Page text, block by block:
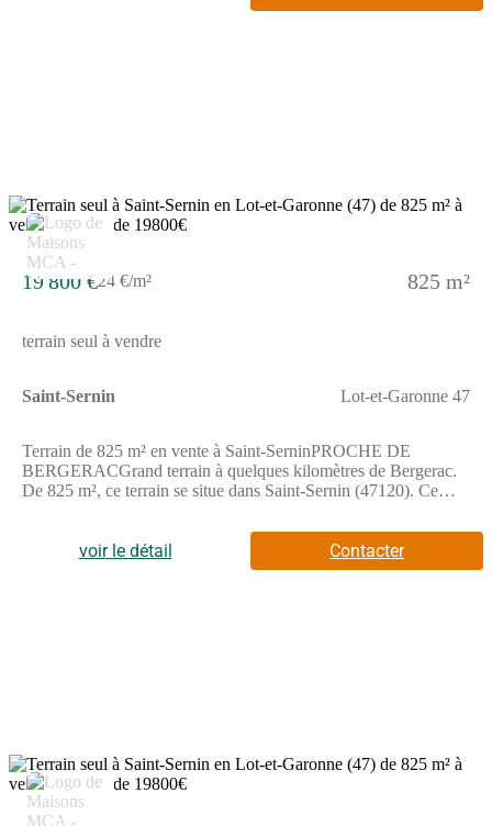
19 800 €24 €/m² 825 m²
terrain seul à vendre
Saint-Sernin Lot-et-Garonne 47
Terrain de 825 m² en vente à Saint-SerninPROCHE DE
BERGERACGrand terrain à quelques kilomètres de Bergerac.
De 825 m², ce terrain se situe dans Saint-Sernin (47120). Ce
primaire dans le quartier. On trouve une épicerie à proximité du
terrain.Ce terrain est à vendre pour la somme de 19 800 €.
voir le détail Contacter